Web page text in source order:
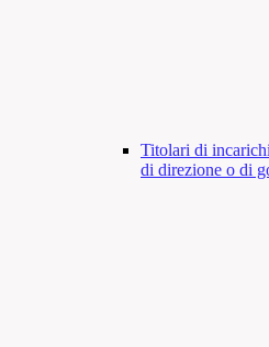
Titolari di
di direzione o di